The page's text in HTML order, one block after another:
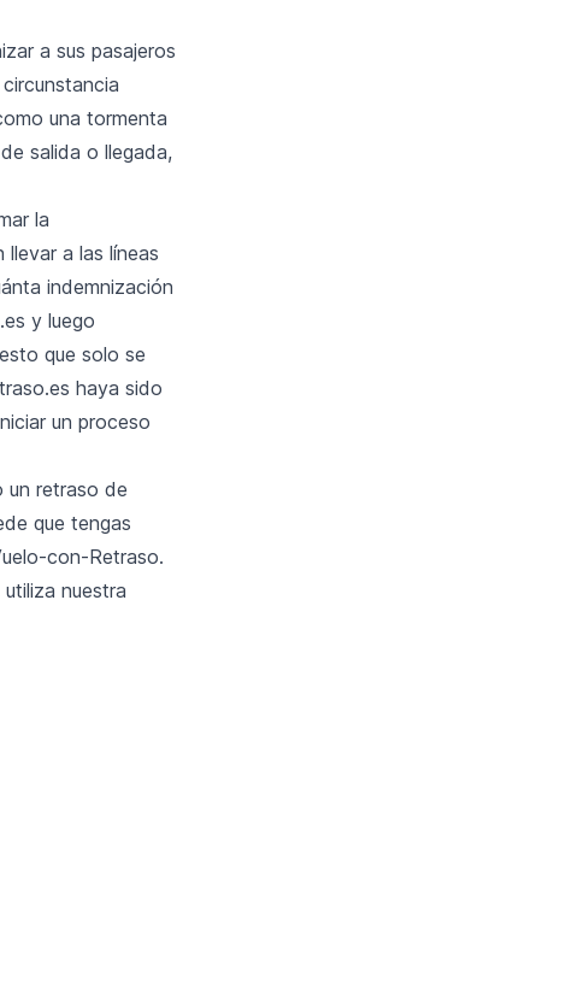
a sus pasajeros
una tormenta
salida o llegada,
la
a las líneas
indemnización
y luego
que solo se
haya sido
un proceso
un retraso de
que tengas
con-Retraso.
nuestra